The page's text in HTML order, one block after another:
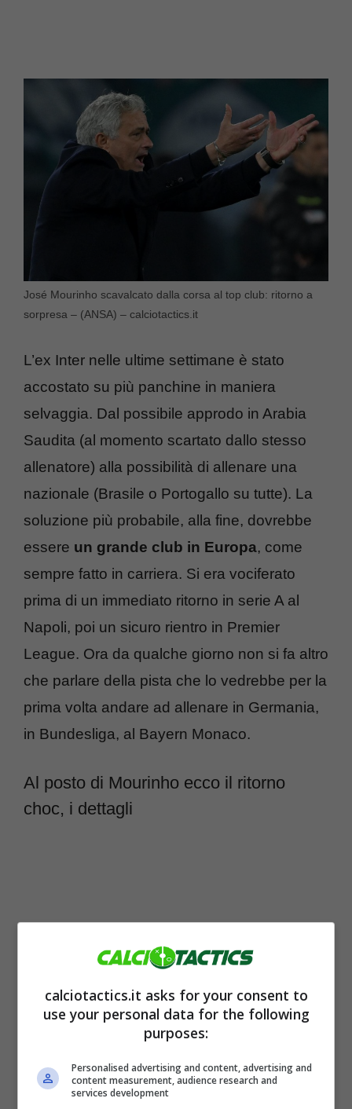
José Mourinho scavalcato dalla corsa al top club: ritorno a
sorpresa – (ANSA) – calciotactics.it
L’ex Inter nelle ultime settimane è stato
accostato su più panchine in maniera
selvaggia. Dal possibile approdo in Arabia
Saudita (al momento scartato dallo stesso
allenatore) alla possibilità di allenare una
nazionale (Brasile o Portogallo su tutte). La
soluzione più probabile, alla fine, dovrebbe
essere un grande club in Europa, come
sempre fatto in carriera. Si era vociferato
prima di un immediato ritorno in serie A al
Napoli, poi un sicuro rientro in Premier
League. Ora da qualche giorno non si fa altro
che parlare della pista che lo vedrebbe per la
prima volta andare ad allenare in Germania,
in Bundesliga, al Bayern Monaco.
Al posto di Mourinho ecco il ritorno
choc, i dettagli
bene. Dopo il KO nello scontro diretto con il
calciotactics.it asks for your consent to
use your personal data for the following
purposes:
Personalised advertising and content, advertising and
content measurement, audience research and
services development